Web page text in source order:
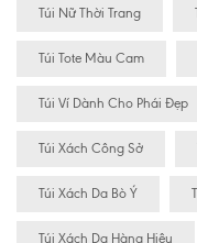
Túi Nữ Thời Trang
Túi Tote Màu Cam
Túi Ví Dành Cho Phái Đẹp
Túi Xách Công Sở
Túi Xách Da Bò Ý
Túi Xách Da Hàng Hiêu